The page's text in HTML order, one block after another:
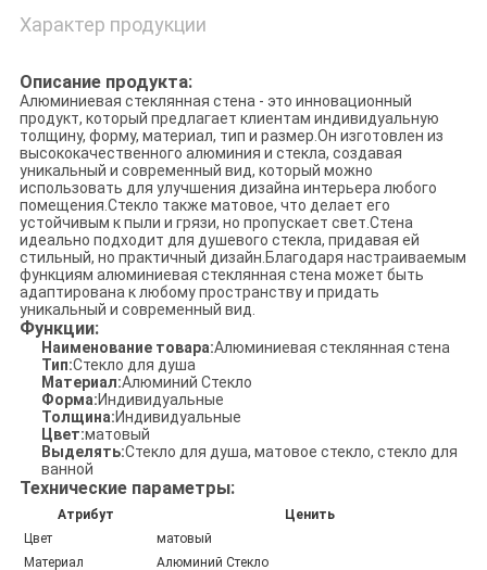
Характер продукции
Описание продукта:
Алюминиевая стеклянная стена - это инновационный
продукт, который предлагает клиентам индивидуальную
толщину, форму, материал, тип и размер.Он изготовлен из
высококачественного алюминия и стекла, создавая
уникальный и современный вид, который можно
использовать для улучшения дизайна интерьера любого
помещения.Стекло также матовое, что делает его
устойчивым к пыли и грязи, но пропускает свет.Стена
идеально подходит для душевого стекла, придавая ей
стильный, но практичный дизайн.Благодаря настраиваемым
функциям алюминиевая стеклянная стена может быть
адаптирована к любому пространству и придать
уникальный и современный вид.
Функции:
Наименование товара:Алюминиевая стеклянная стена
Тип:Стекло для душа
Материал:Алюминий Стекло
Форма:Индивидуальные
Толщина:Индивидуальные
Цвет:матовый
Выделять:Стекло для душа, матовое стекло, стекло для
ванной
Технические параметры:
Атрибут
Ценить
Цвет
матовый
Материал
Алюминий Стекло